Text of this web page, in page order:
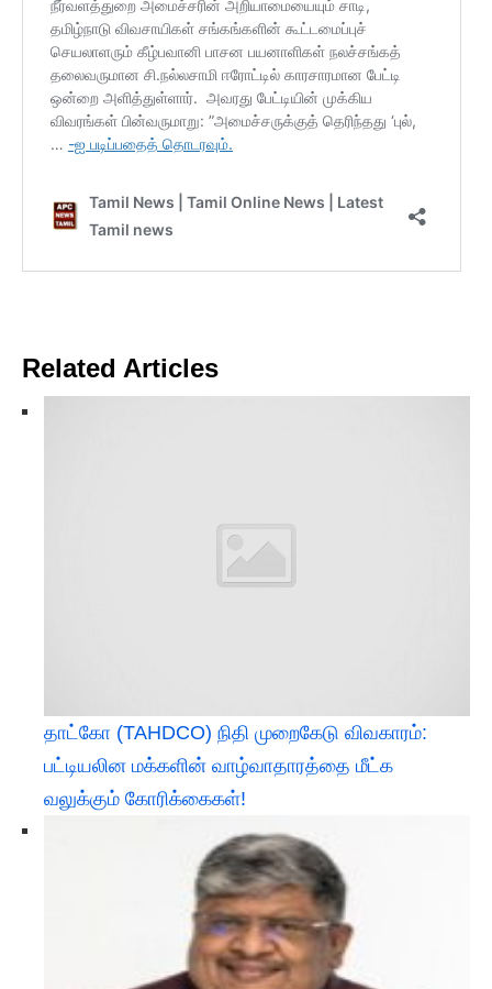
Related Articles
தாட்கோ (TAHDCO) நிதி முறைகேடு விவகாரம்:
பட்டியலின மக்களின் வாழ்வாதாரத்தை மீட்க
வலுக்கும் கோரிக்கைகள்!